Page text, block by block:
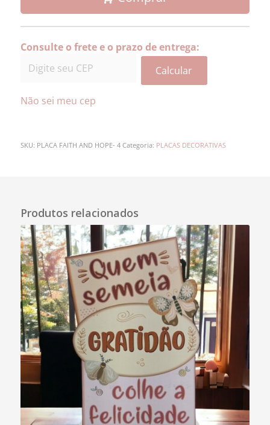
Consulte o frete e o prazo de entrega:
Calcular
Não sei meu cep
SKU: PLACA FAITH AND HOPE- 4 Categoria: PLACAS DECORATIVAS
Produtos relacionados